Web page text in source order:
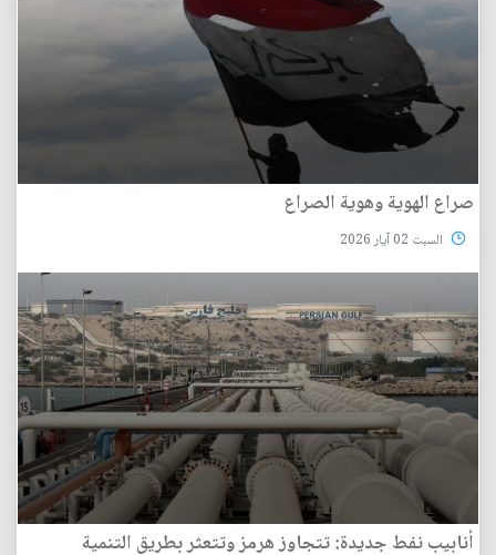
صراع الهوية وهوية الصراع
السبت 02 آيار 2026
أنابيب نفط جديدة: تتجاوز هرمز وتتعثر بطريق التنمية